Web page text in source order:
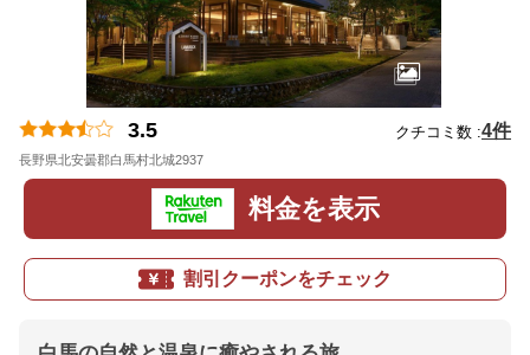
3.5 クチコミ数 :4件
長野県北安曇郡白馬村北城2937
料金を表示
割引クーポンをチェック